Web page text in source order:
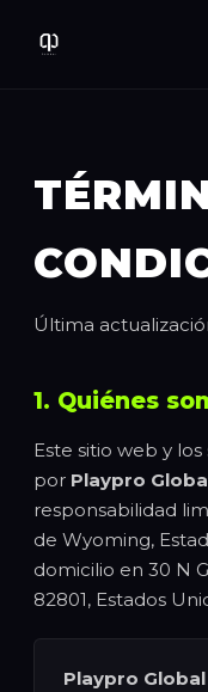
Última
1. Quiénes
Este sitio web y
por Playpro
responsabilidad
de Wyoming,
domicilio en 30 N
82801, Estados
Playpro Global